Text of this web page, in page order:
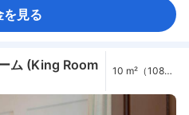
を見る
ム (King Room
10 m²（108